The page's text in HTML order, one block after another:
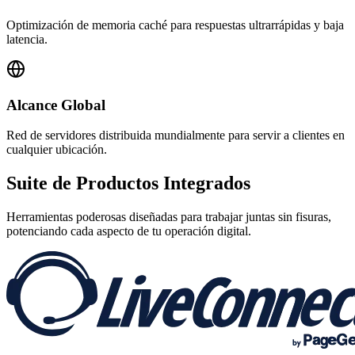
Optimización de memoria caché para respuestas ultrarrápidas y baja
latencia.
Alcance Global
Red de servidores distribuida mundialmente para servir a clientes en
cualquier ubicación.
Suite de Productos Integrados
Herramientas poderosas diseñadas para trabajar juntas sin fisuras,
potenciando cada aspecto de tu operación digital.